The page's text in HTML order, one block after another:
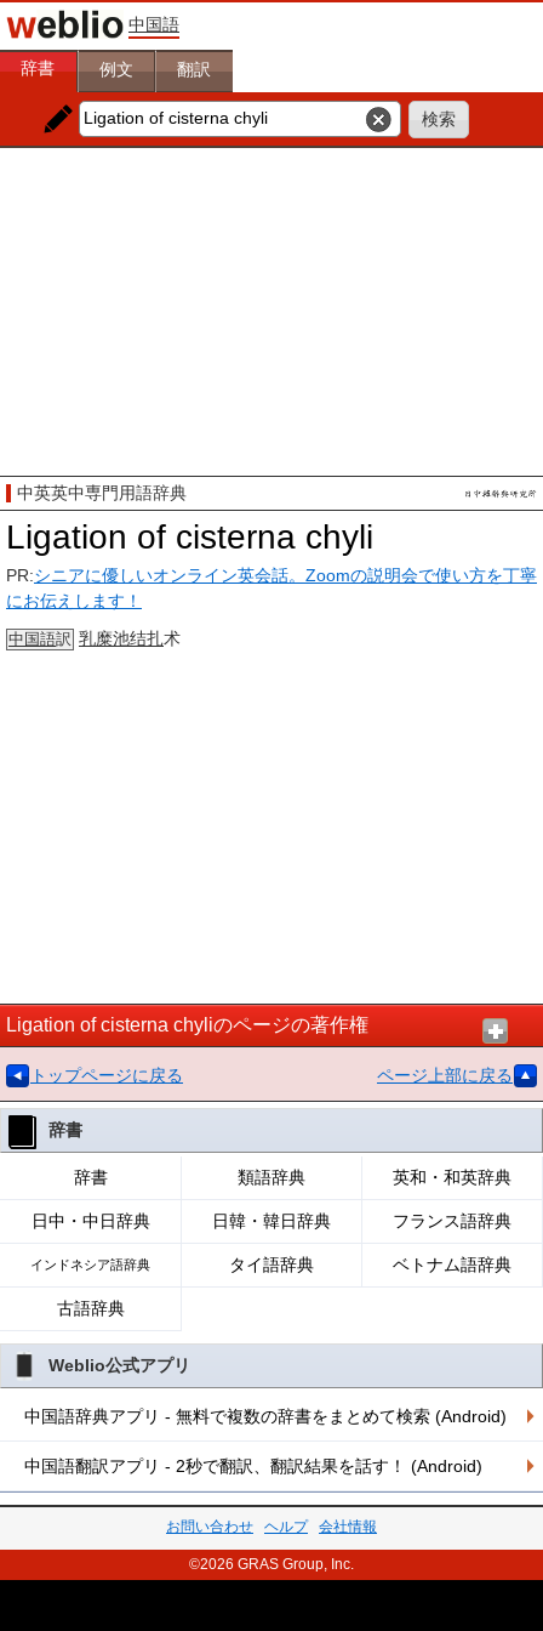
中国語
辞書 例文 翻訳
中英英中専門用語辞典
Ligation of cisterna chyli
PR:シニアに優しいオンライン英会話。Zoomの説明会で使い方を丁寧
にお伝えします！
中国語訳 乳糜池结扎术
Ligation of cisterna chyliのページの著作権
トップページに戻る ページ上部に戻る
辞書
辞書 類語辞典 英和・和英辞典
日中・中日辞典 日韓・韓日辞典 フランス語辞典
インドネシア語辞典 タイ語辞典 ベトナム語辞典
古語辞典
Weblio公式アプリ
中国語辞典アプリ - 無料で複数の辞書をまとめて検索 (Android)
中国語翻訳アプリ - 2秒で翻訳、翻訳結果を話す！ (Android)
お問い合わせ ヘルプ 会社情報
©2026 GRAS Group, Inc.